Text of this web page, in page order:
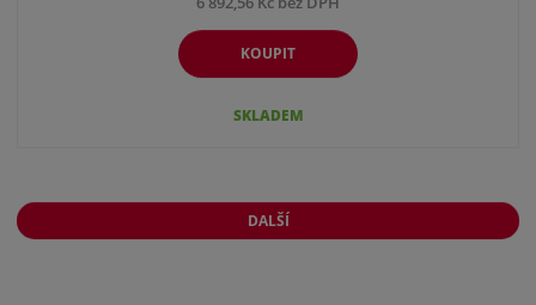
KOUPIT
SKLADEM
DALŠÍ